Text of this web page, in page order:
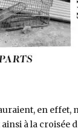
en effet,
à la croisée